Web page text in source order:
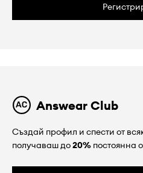
Answear Club
Създай профил и спести от
получаваш до20% постоянна